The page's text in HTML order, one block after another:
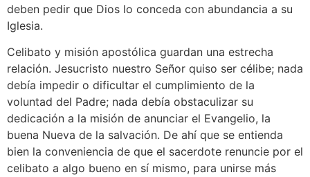
deben pedir que Dios lo conceda con abundancia a su
Iglesia.
Celibato y misión apostólica guardan una estrecha
relación. Jesucristo nuestro Señor quiso ser célibe; nada
debía impedir o dificultar el cumplimiento de la
voluntad del Padre; nada debía obstaculizar su
dedicación a la misión de anunciar el Evangelio, la
buena Nueva de la salvación. De ahí que se entienda
bien la conveniencia de que el sacerdote renuncie por el
celibato a algo bueno en sí mismo, para unirse más